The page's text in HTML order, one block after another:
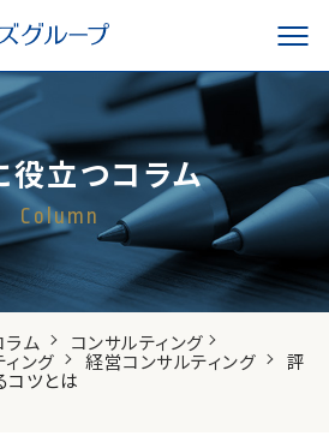
役立つコラム
Column
ム コンサルティング
ング 経営コンサルティング 評
コツとは